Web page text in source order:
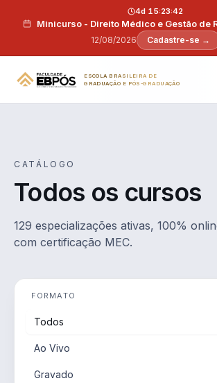
Minicurso - Direito Médico e Gestão de
12/08/2026
4d 15:23:41
Cadastre-se →
ESCOLA BRASILEIRA DE
GRADUAÇÃO E PÓS-GRADUAÇÃO
CATÁLOGO
Todos os cursos
129 especializações ativas, 100%
com certificação MEC.
FORMATO
Todos
Ao Vivo
Gravado